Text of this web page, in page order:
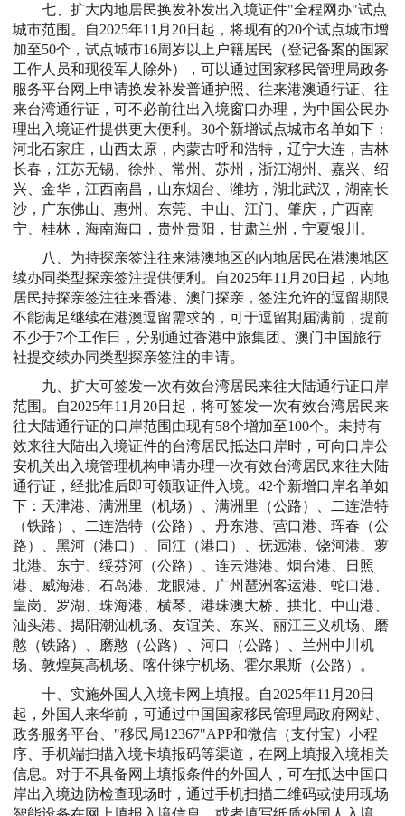
七、扩大内地居民换发补发出入境证件"全程网办"试点
城市范围。自2025年11月20日起，将现有的20个试点城市增
加至50个，试点城市16周岁以上户籍居民（登记备案的国家
工作人员和现役军人除外），可以通过国家移民管理局政务
服务平台网上申请换发补发普通护照、往来港澳通行证、往
来台湾通行证，可不必前往出入境窗口办理，为中国公民办
理出入境证件提供更大便利。30个新增试点城市名单如下：
河北石家庄，山西太原，内蒙古呼和浩特，辽宁大连，吉林
长春，江苏无锡、徐州、常州、苏州，浙江湖州、嘉兴、绍
兴、金华，江西南昌，山东烟台、潍坊，湖北武汉，湖南长
沙，广东佛山、惠州、东莞、中山、江门、肇庆，广西南
宁、桂林，海南海口，贵州贵阳，甘肃兰州，宁夏银川。
八、为持探亲签注往来港澳地区的内地居民在港澳地区
续办同类型探亲签注提供便利。自2025年11月20日起，内地
居民持探亲签注往来香港、澳门探亲，签注允许的逗留期限
不能满足继续在港澳逗留需求的，可于逗留期届满前，提前
不少于7个工作日，分别通过香港中旅集团、澳门中国旅行
社提交续办同类型探亲签注的申请。
九、扩大可签发一次有效台湾居民来往大陆通行证口岸
范围。自2025年11月20日起，将可签发一次有效台湾居民来
往大陆通行证的口岸范围由现有58个增加至100个。未持有
效来往大陆出入境证件的台湾居民抵达口岸时，可向口岸公
安机关出入境管理机构申请办理一次有效台湾居民来往大陆
通行证，经批准后即可领取证件入境。42个新增口岸名单如
下：天津港、满洲里（机场）、满洲里（公路）、二连浩特
（铁路）、二连浩特（公路）、丹东港、营口港、珲春（公
路）、黑河（港口）、同江（港口）、抚远港、饶河港、萝
北港、东宁、绥芬河（公路）、连云港港、烟台港、日照
港、威海港、石岛港、龙眼港、广州琶洲客运港、蛇口港、
皇岗、罗湖、珠海港、横琴、港珠澳大桥、拱北、中山港、
汕头港、揭阳潮汕机场、友谊关、东兴、丽江三义机场、磨
憨（铁路）、磨憨（公路）、河口（公路）、兰州中川机
场、敦煌莫高机场、喀什徕宁机场、霍尔果斯（公路）。
十、实施外国人入境卡网上填报。自2025年11月20日
起，外国人来华前，可通过中国国家移民管理局政府网站、
政务服务平台、"移民局12367"APP和微信（支付宝）小程
序、手机端扫描入境卡填报码等渠道，在网上填报入境相关
信息。对于不具备网上填报条件的外国人，可在抵达中国口
岸出入境边防检查现场时，通过手机扫描二维码或使用现场